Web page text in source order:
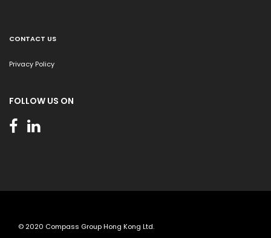
CONTACT US
Privacy Policy
FOLLOW US ON
© 2020 Compass Group Hong Kong Ltd.